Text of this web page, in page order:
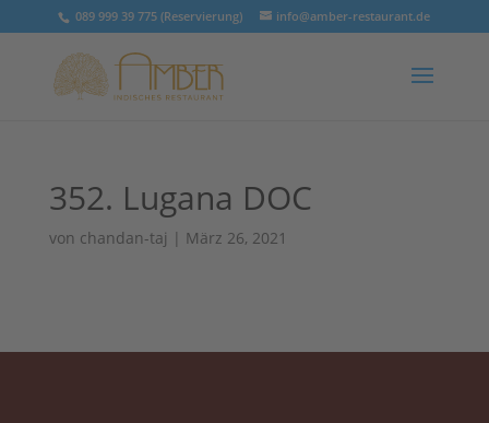
089 999 39 775 (Reservierung) info@amber-restaurant.de
352. Lugana DOC
von chandan-taj | März 26, 2021